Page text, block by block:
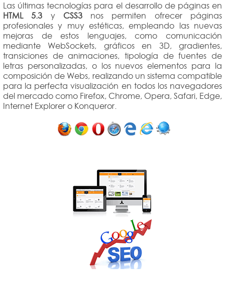
Las últimas tecnologías para el desarrollo de páginas en
HTML 5.3 y CSS3nos permiten ofrecer páginas
profesionales y muy estéticas, empleando las nuevas
mejoras de estos lenguajes, como comunicación
mediante WebSockets, gráficos en 3D, gradientes,
transiciones de animaciones, tipología de fuentes de
letras personalizadas, o los nuevos elementos para la
composición de Webs, realizando un sistema compatible
para la perfecta visualización en todos los navegadores
del mercado como Firefox, Chrome, Opera, Safari, Edge,
Internet Explorer o Konqueror.